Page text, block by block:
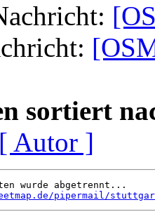
sortiert
[ Autor ]
wurde abgetrennt...
pipermail/